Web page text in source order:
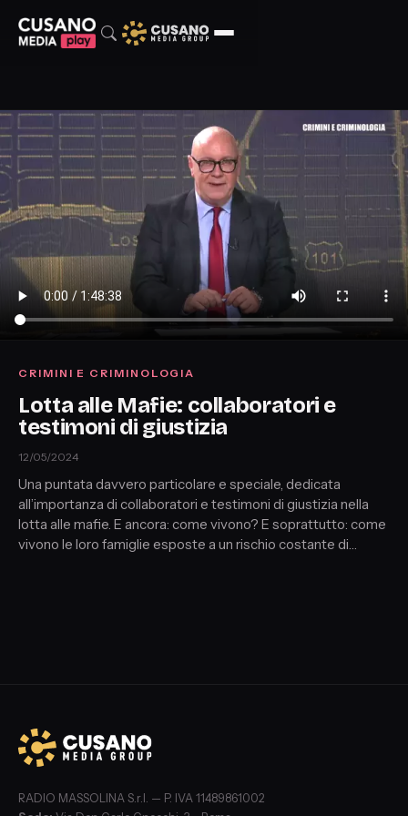
CRIMINI E CRIMINOLOGIA
Lotta alle Mafie: collaboratori e
testimoni di giustizia
12/05/2024
Una puntata davvero particolare e speciale, dedicata
all’importanza di collaboratori e testimoni di giustizia nella
lotta alle mafie. E ancora: come vivono? E soprattutto: come
vivono le loro famiglie esposte a un rischio costante di
RADIO MASSOLINA S.r.l. — P. IVA 11489861002